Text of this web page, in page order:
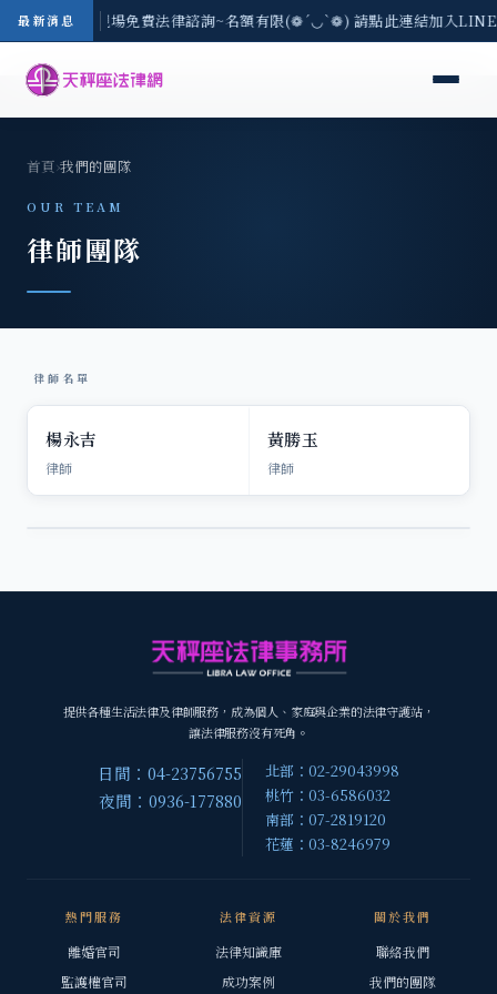
最新消息
地區-8/3(一) 現場免費法律諮詢~名額有限(❁´◡`❁) 請點此連結加入
首頁›我們的團隊
OUR TEAM
律師團隊
律師名單
楊永吉
律師
黃勝玉
律師
提供各種生活法律及律師服務，成為個人、家庭與企業的法律守護站，
讓法律服務沒有死角。
日間：04-23756755
夜間：0936-177880
北部：02-29043998
桃竹：03-6586032
南部：07-2819120
花蓮：03-8246979
熱門服務
離婚官司
監護權官司
法律資源
法律知識庫
成功案例
關於我們
聯絡我們
我們的團隊